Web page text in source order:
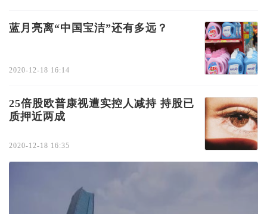
蓝月亮离“中国宝洁”还有多远？
2020-12-18 16:14
25倍股欧普康视遭实控人减持 持股已
质押近两成
2020-12-18 16:35